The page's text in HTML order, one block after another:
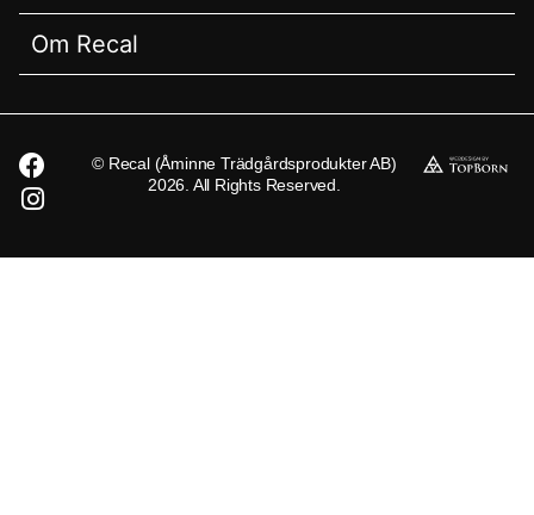
Om Recal
© Recal (Åminne Trädgårdsprodukter AB)
2026. All Rights Reserved.